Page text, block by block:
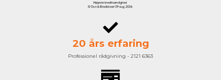
20 års erfaring
Professionel rådgivning - 2121 6363